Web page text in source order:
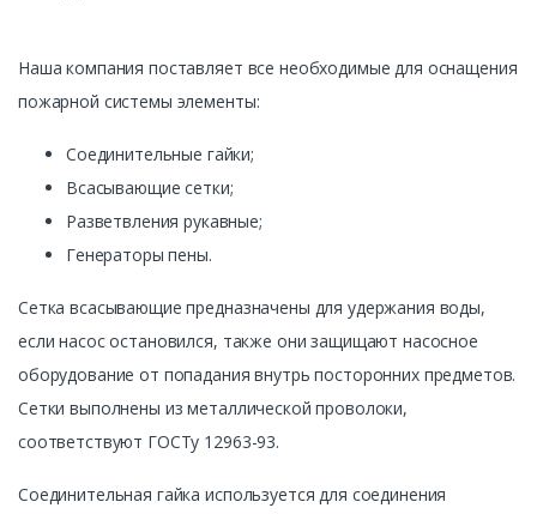
Наша компания поставляет все необходимые для оснащения
пожарной системы элементы:
Соединительные гайки;
Всасывающие сетки;
Разветвления рукавные;
Генераторы пены.
Сетка всасывающие предназначены для удержания воды,
если насос остановился, также они защищают насосное
оборудование от попадания внутрь посторонних предметов.
Сетки выполнены из металлической проволоки,
соответствуют ГОСТу 12963-93.
Соединительная гайка используется для соединения